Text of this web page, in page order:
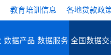
教育培训信息 各地贷款政
数据产品 数据服务 全国数据交